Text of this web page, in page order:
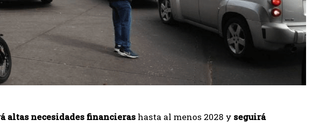
altas necesidades financieras hasta al menos 2028 y seguirá